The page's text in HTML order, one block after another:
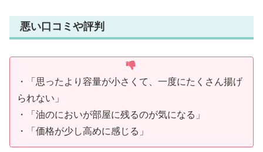
悪い口コミや評判
・「思ったより容量が小さくて、一度にたくさん揚げ
られない」
・「油のにおいが部屋に残るのが気になる」
・「価格が少し高めに感じる」